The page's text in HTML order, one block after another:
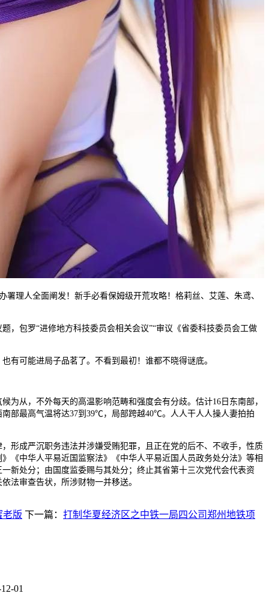
人全面阐发！新手必看保姆级开荒攻略！格莉丝、艾莲、朱鸢、
包罗“进修地方科技委员会相关会议”“审议《省委科技委员会工做
可能进局子品茗了。不看到最初！谁都不晓得谜底。
从，不外每天的高温影响范畴和强度会有分歧。估计16日东南部，
部最高气温将达37到39℃，局部跨越40℃。人人干人人操人妻拍拍
成严沉职务违法并涉嫌受贿犯罪，且正在党的后不、不收手，性质
《中华人平易近国监察法》《中华人平易近国人员政务处分法》等相
新处分；由国度监委赐与其处分；终止其省第十三次党代会代表资
法审查告状，所涉财物一并移送。
老版 下一篇： 打制华夏经济区之中铁一局四公司郑州地铁项
01